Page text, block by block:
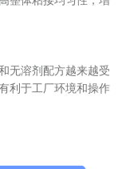
无溶剂配方越来越受
利于工厂环境和操作